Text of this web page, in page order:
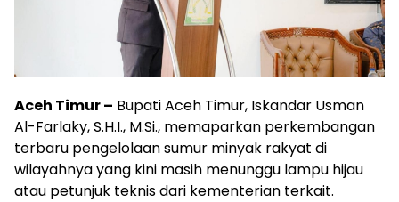
Aceh Timur – Bupati Aceh Timur, Iskandar Usman
Al-Farlaky, S.H.I., M.Si., memaparkan perkembangan
terbaru pengelolaan sumur minyak rakyat di
wilayahnya yang kini masih menunggu lampu hijau
atau petunjuk teknis dari kementerian terkait.